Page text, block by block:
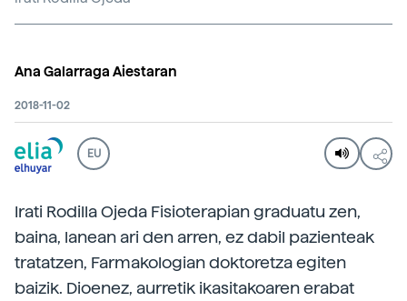
Ana Galarraga Aiestaran
2018-11-02
EU
Irati Rodilla Ojeda Fisioterapian graduatu zen,
baina, lanean ari den arren, ez dabil pazienteak
tratatzen, Farmakologian doktoretza egiten
baizik. Dioenez, aurretik ikasitakoaren erabat